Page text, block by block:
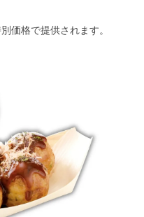
価格で提供されます。